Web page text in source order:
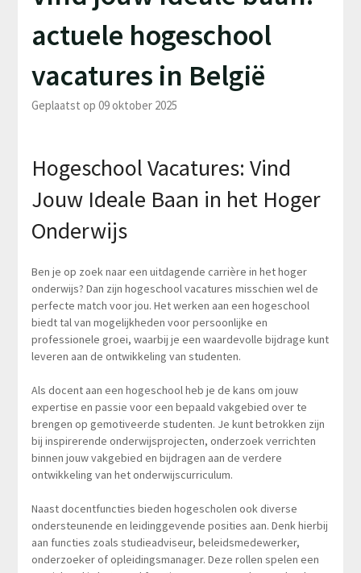
actuele hogeschool
vacatures in België
Geplaatst op 09 oktober 2025
Hogeschool Vacatures: Vind
Jouw Ideale Baan in het Hoger
Onderwijs
Ben je op zoek naar een uitdagende carrière in het hoger
onderwijs? Dan zijn hogeschool vacatures misschien wel de
perfecte match voor jou. Het werken aan een hogeschool
biedt tal van mogelijkheden voor persoonlijke en
professionele groei, waarbij je een waardevolle bijdrage kunt
leveren aan de ontwikkeling van studenten.
Als docent aan een hogeschool heb je de kans om jouw
expertise en passie voor een bepaald vakgebied over te
brengen op gemotiveerde studenten. Je kunt betrokken zijn
bij inspirerende onderwijsprojecten, onderzoek verrichten
binnen jouw vakgebied en bijdragen aan de verdere
ontwikkeling van het onderwijscurriculum.
Naast docentfuncties bieden hogescholen ook diverse
ondersteunende en leidinggevende posities aan. Denk hierbij
aan functies zoals studieadviseur, beleidsmedewerker,
onderzoeker of opleidingsmanager. Deze rollen spelen een